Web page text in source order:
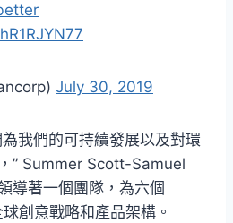
July 30, 2019
我們的可持續發展以及對環
” Summer Scott-Samuel
導著一個團隊，為六個
創意戰略和產品架構。